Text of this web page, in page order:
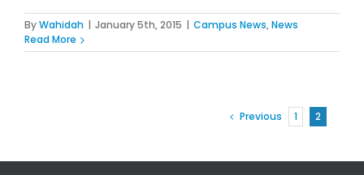
ByWahidah | January 5th, 2015 | Campus News,News
Read More
Previous 1 2